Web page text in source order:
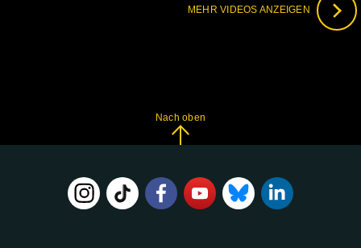
MEHR VIDEOS ANZEIGEN
Nach oben